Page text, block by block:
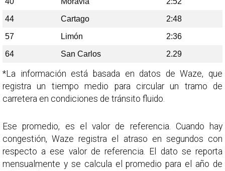
44 Cartago 2:48
57 Limón 2:36
64 San Carlos 2.29
*La información está basada en datos de Waze, que
registra un tiempo medio para circular un tramo de
carretera en condiciones de tránsito fluido.
Ese promedio, es el valor de referencia. Cuando hay
congestión, Waze registra el atraso en segundos con
respecto a ese valor de referencia. El dato se reporta
mensualmente y se calcula el promedio para el año de